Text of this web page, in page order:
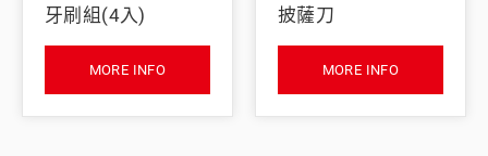
牙刷組(4入)
MORE INFO
披薩刀
MORE INFO